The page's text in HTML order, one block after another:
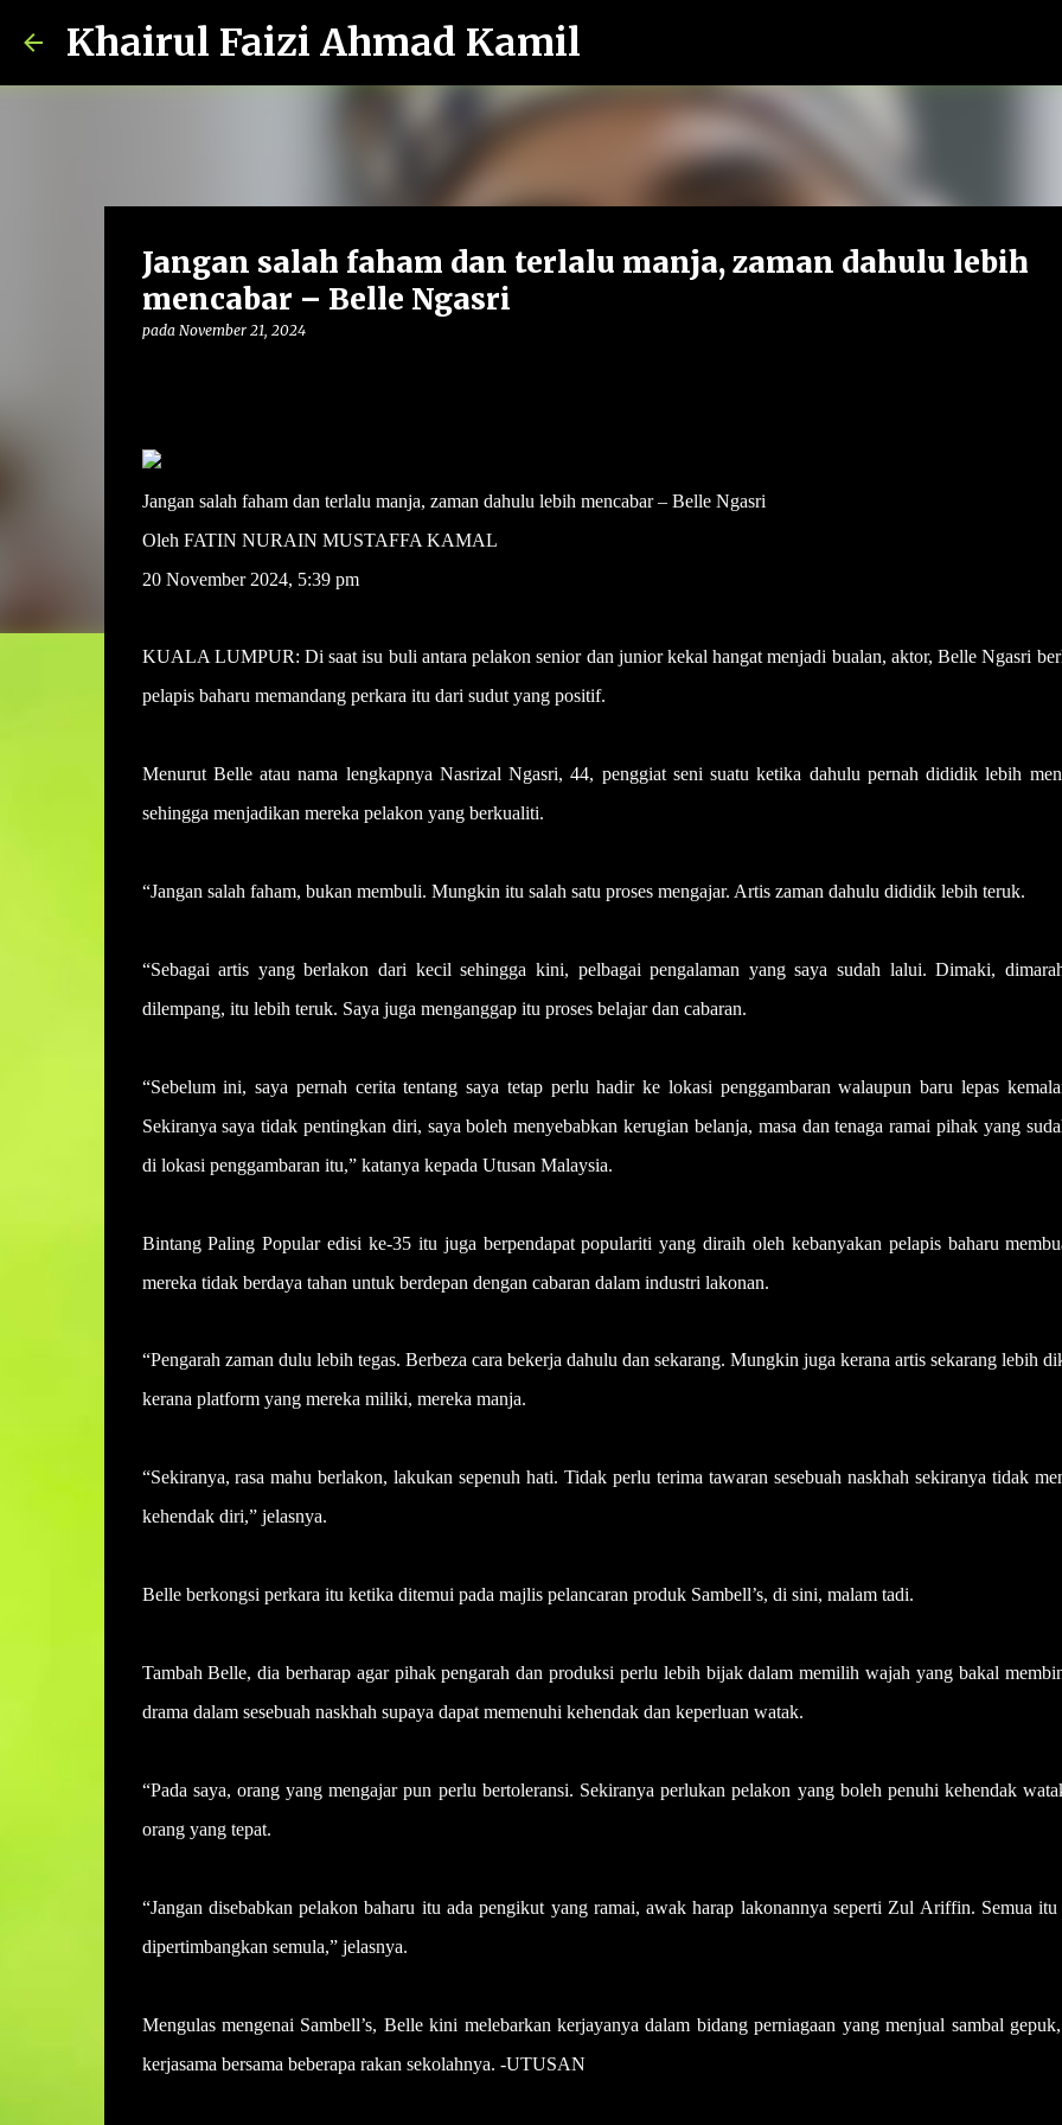
Khairul Faizi Ahmad Kamil
Jangan salah faham dan terlalu manja, zaman dahulu lebih
mencabar – Belle Ngasri
pada November 21, 2024
Jangan salah faham dan terlalu manja, zaman dahulu lebih mencabar – Belle Ngasri
Oleh FATIN NURAIN MUSTAFFA KAMAL
20 November 2024, 5:39 pm
KUALA LUMPUR: Di saat isu buli antara pelakon senior dan junior kekal hangat menjadi bualan, aktor, Belle Ngasri
pelapis baharu memandang perkara itu dari sudut yang positif.
Menurut Belle atau nama lengkapnya Nasrizal Ngasri, 44, penggiat seni suatu ketika dahulu pernah dididik lebih
sehingga menjadikan mereka pelakon yang berkualiti.
“Jangan salah faham, bukan membuli. Mungkin itu salah satu proses mengajar. Artis zaman dahulu dididik lebih teruk.
“Sebagai artis yang berlakon dari kecil sehingga kini, pelbagai pengalaman yang saya sudah lalui. Dimaki,
dilempang, itu lebih teruk. Saya juga menganggap itu proses belajar dan cabaran.
“Sebelum ini, saya pernah cerita tentang saya tetap perlu hadir ke lokasi penggambaran walaupun baru lepas
Sekiranya saya tidak pentingkan diri, saya boleh menyebabkan kerugian belanja, masa dan tenaga ramai pihak yang
di lokasi penggambaran itu,” katanya kepada Utusan Malaysia.
Bintang Paling Popular edisi ke-35 itu juga berpendapat populariti yang diraih oleh kebanyakan pelapis baharu
mereka tidak berdaya tahan untuk berdepan dengan cabaran dalam industri lakonan.
“Pengarah zaman dulu lebih tegas. Berbeza cara bekerja dahulu dan sekarang. Mungkin juga kerana artis sekarang lebih
kerana platform yang mereka miliki, mereka manja.
“Sekiranya, rasa mahu berlakon, lakukan sepenuh hati. Tidak perlu terima tawaran sesebuah naskhah sekiranya tidak
kehendak diri,” jelasnya.
Belle berkongsi perkara itu ketika ditemui pada majlis pelancaran produk Sambell’s, di sini, malam tadi.
Tambah Belle, dia berharap agar pihak pengarah dan produksi perlu lebih bijak dalam memilih wajah yang bakal
drama dalam sesebuah naskhah supaya dapat memenuhi kehendak dan keperluan watak.
“Pada saya, orang yang mengajar pun perlu bertoleransi. Sekiranya perlukan pelakon yang boleh penuhi kehendak
orang yang tepat.
“Jangan disebabkan pelakon baharu itu ada pengikut yang ramai, awak harap lakonannya seperti Zul Ariffin. Semua itu
dipertimbangkan semula,” jelasnya.
Mengulas mengenai Sambell’s, Belle kini melebarkan kerjayanya dalam bidang perniagaan yang menjual sambal
kerjasama bersama beberapa rakan sekolahnya. -UTUSAN